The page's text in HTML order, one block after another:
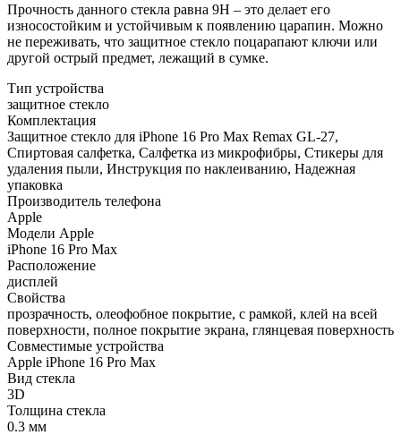
Прочность данного стекла равна 9H – это делает его
износостойким и устойчивым к появлению царапин. Можно
не переживать, что защитное стекло поцарапают ключи или
другой острый предмет, лежащий в сумке.
Тип устройства
защитное стекло
Комплектация
Защитное стекло для iPhone 16 Pro Max Remax GL-27,
Спиртовая салфетка, Салфетка из микрофибры, Стикеры для
удаления пыли, Инструкция по наклеиванию, Надежная
упаковка
Производитель телефона
Apple
Модели Apple
iPhone 16 Pro Max
Расположение
дисплей
Свойства
прозрачность, олеофобное покрытие, с рамкой, клей на всей
поверхности, полное покрытие экрана, глянцевая поверхность
Совместимые устройства
Apple iPhone 16 Pro Max
Вид стекла
3D
Толщина стекла
0.3 мм